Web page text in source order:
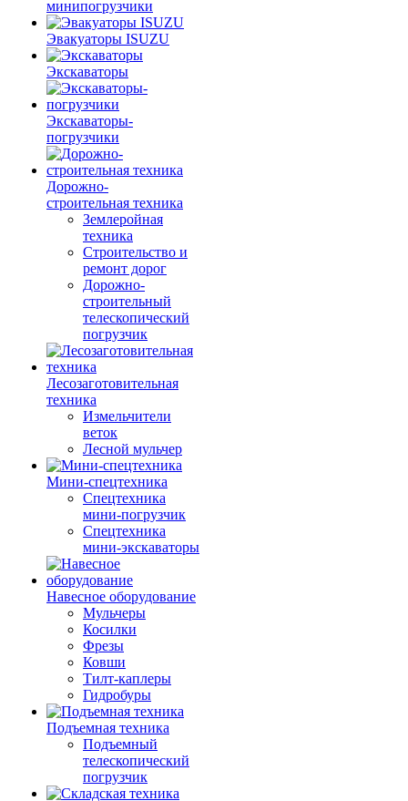
минипогрузчики
Эвакуаторы ISUZU
Экскаваторы
Экскаваторы-
погрузчики
Дорожно-
строительная техника
Землеройная
техника
Строительство и
ремонт дорог
Дорожно-
строительный
телескопический
погрузчик
Лесозаготовительная
техника
Измельчители
веток
Лесной мульчер
Мини-спецтехника
Спецтехника
мини-погрузчик
Спецтехника
мини-экскаваторы
Навесное оборудование
Мульчеры
Косилки
Фрезы
Ковши
Тилт-каплеры
Гидробуры
Подъемная техника
Подъемный
телескопический
погрузчик